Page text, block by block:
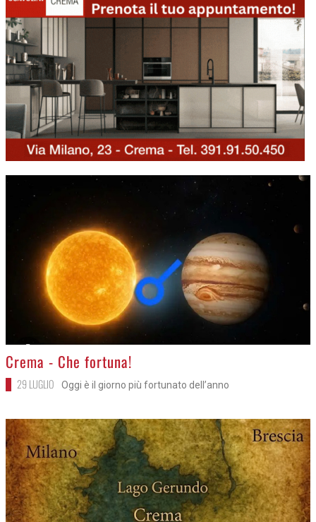
>
Crema - Che fortuna!
29 LUGLIO Oggi è il giorno più fortunato dell’anno